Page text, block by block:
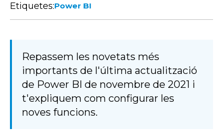
Etiquetes:Power BI
Repassem les novetats més
importants de l'última actualització
de Power BI de novembre de 2021 i
t'expliquem com configurar les
noves funcions.